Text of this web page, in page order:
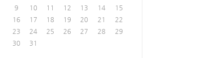
9
10 11 12 13 14
15
16
17 18 19 20 21
22
23
24 25 26 27 28
29
30
31